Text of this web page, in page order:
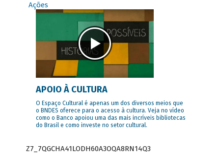
Ações
APOIO À CULTURA
O Espaço Cultural é apenas um dos diversos meios que
o BNDES oferece para o acesso à cultura. Veja no vídeo
como o Banco apoiou uma das mais incríveis bibliotecas
do Brasil e como investe no setor cultural.
Z7_7QGCHA41LODH60A3OQA8RN14Q3